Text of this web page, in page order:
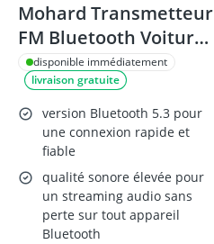
Mohard Transmetteur
FM Bluetooth Voiture
V5.3 – Tout Métal,
PD30W + QC3.0,
Chargeur Allume-
Cigare, Appels Mains
Libres, Suppression du
Bruit, Hi-Fi
disponible immédiatement
livraison gratuite
version Bluetooth 5.3 pour
une connexion rapide et
fiable
qualité sonore élevée pour
un streaming audio sans
perte sur tout appareil
Bluetooth